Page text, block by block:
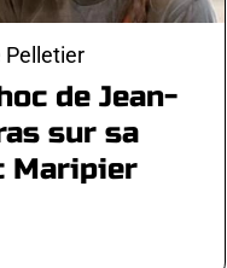
de Jean-
sur sa
Maripier